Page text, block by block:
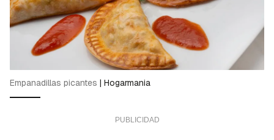
Empanadillas picantes | Hogarmania